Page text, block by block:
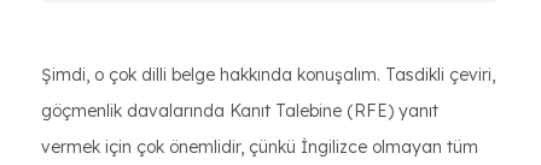
Şimdi, o çok dilli belge hakkında konuşalım. Tasdikli çeviri,
göçmenlik davalarında Kanıt Talebine (RFE) yanıt
vermek için çok önemlidir, çünkü İngilizce olmayan tüm